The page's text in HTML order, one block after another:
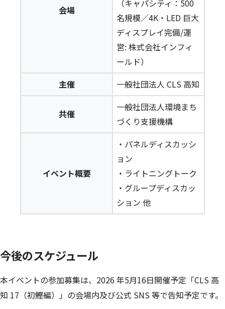
会場
（キャパシティ：500
名規模／4K・LED 巨大
ディスプレイ完備/運
営: 株式会社インフィ
ールド）
主催
一般社団法人 CLS 高知
共催
一般社団法人環境まち
づくり支援機構
イベント概要
・パネルディスカッシ
ョン
・ライトニングトーク
・グループディスカッ
ション 他
今後のスケジュール
本イベントの参加募集は、2026 年5月16日開催予定「CLS 高
知 17（初鰹編）」の会場内及び公式 SNS 等で告知予定です。